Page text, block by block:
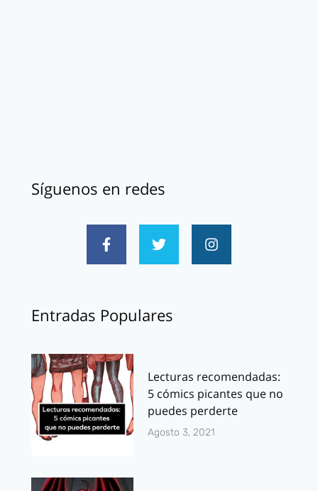
Síguenos en redes
Entradas Populares
Lecturas recomendadas:
5 cómics picantes que no
puedes perderte
Agosto 3, 2021